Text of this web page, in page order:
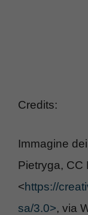
Credits:
Immagine
Pietryga, CC
<https://
sa/3.0>, via